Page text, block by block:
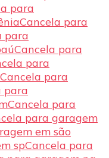
para
Cancela para
para
Cancela para
para
Cancela para
para
Cancela para
para garagem
em são
spCancela para